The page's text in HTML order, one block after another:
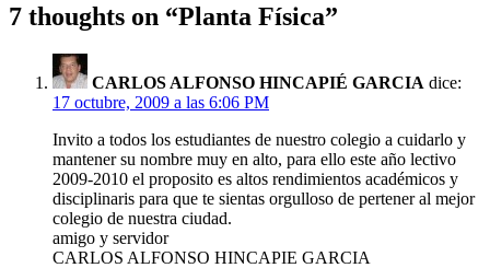
7 thoughts on “Planta Física”
CARLOS ALFONSO HINCAPIÉ GARCIA dice:
17 octubre, 2009 a las 6:06 PM
Invito a todos los estudiantes de nuestro colegio a cuidarlo y
mantener su nombre muy en alto, para ello este año lectivo
2009-2010 el proposito es altos rendimientos académicos y
disciplinaris para que te sientas orgulloso de pertener al mejor
colegio de nuestra ciudad.
amigo y servidor
CARLOS ALFONSO HINCAPIE GARCIA